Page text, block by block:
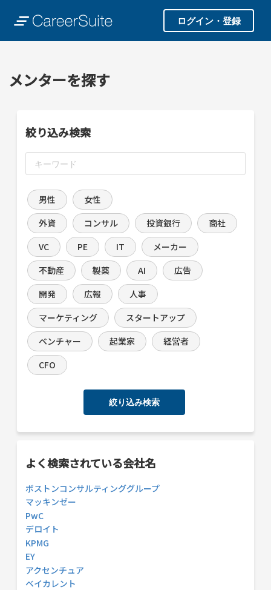
ログイン・登録
メンターを探す
絞り込み検索
男性
女性
外資
コンサル 投資銀行
商社
VC
PE IT
メーカー
不動産
製薬 AI
広告
開発
広報
人事
マーケティング
スタートアップ
ベンチャー
起業家
経営者
CFO
絞り込み検索
よく検索されている会社名
ボストンコンサルティンググループ
マッキンゼー
PwC
デロイト
KPMG
EY
アクセンチュア
ベイカレント